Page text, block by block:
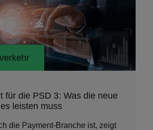
für die PSD 3: Was die neue
leisten muss
die Payment-Branche ist, zeigt